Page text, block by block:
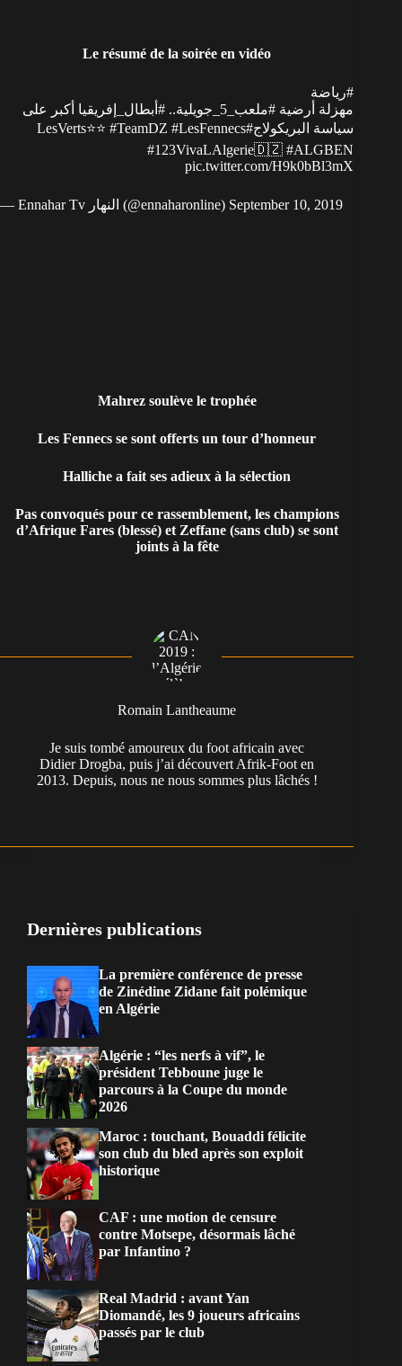
Le résumé de la soirée en vidéo
#رياضة
مهزلة أرضية #ملعب_5_جويلية .. #أبطال_إفريقيا أكبر على
سياسة البريكولاج#LesVerts
⭐⭐#TeamDZ #LesFennecs
#123VivaLAlgerie🇩🇿#ALGBEN
pic.twitter.com/H9k0bBl3mX
— Ennahar Tv النهار (@ennaharonline) September 10, 2019
Mahrez soulève le trophée
Les Fennecs se sont offerts un tour d’honneur
Halliche a fait ses adieux à la sélection
Pas convoqués pour ce rassemblement, les champions
d’Afrique Fares (blessé) et Zeffane (sans club) se sont
joints à la fête
Romain Lantheaume
Je suis tombé amoureux du foot africain avec
Didier Drogba, puis j’ai découvert Afrik-Foot en
2013. Depuis, nous ne nous sommes plus lâchés !
Dernières publications
La première conférence de presse
de Zinédine Zidane fait polémique
en Algérie
Algérie : “les nerfs à vif”, le
président Tebboune juge le
parcours à la Coupe du monde
2026
Maroc : touchant, Bouaddi félicite
son club du bled après son exploit
historique
CAF : une motion de censure
contre Motsepe, désormais lâché
par Infantino ?
Real Madrid : avant Yan
Diomandé, les 9 joueurs africains
passés par le club